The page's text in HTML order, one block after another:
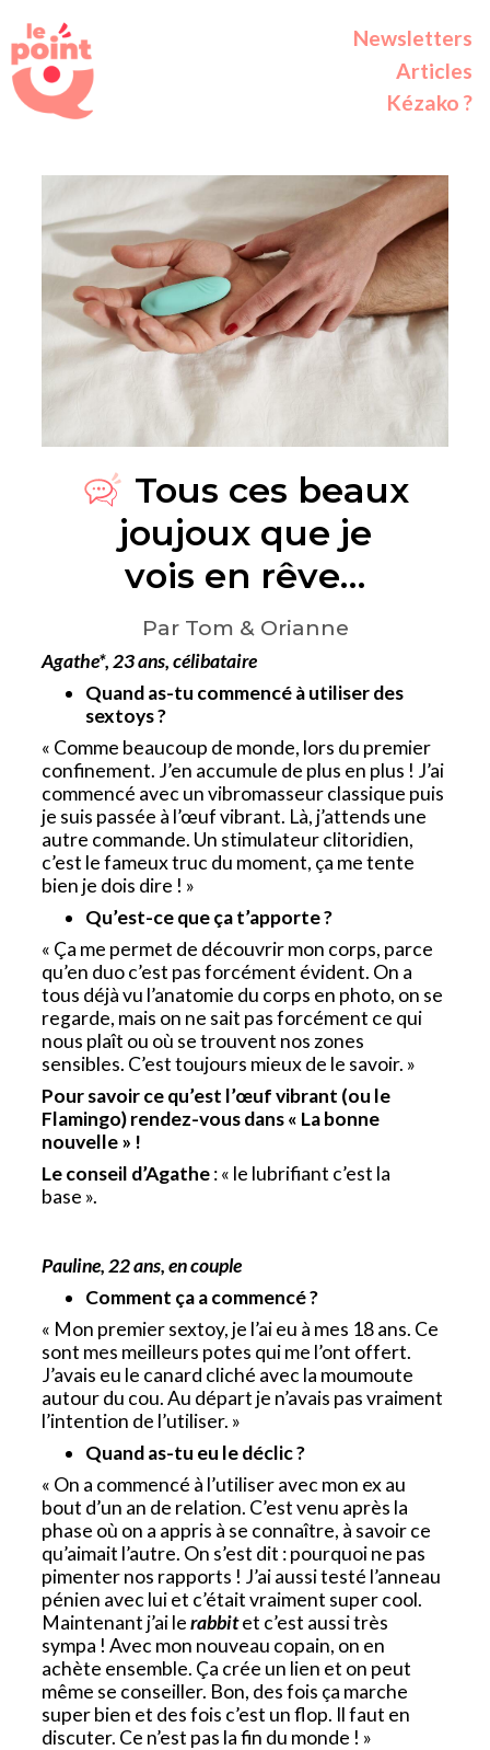
Newsletters
Articles
Kézako ?
Tous ces beaux
joujoux que je
vois en rêve…
Par Tom & Orianne
Agathe*, 23 ans, célibataire
Quand as-tu commencé à utiliser des
sextoys ?
« Comme beaucoup de monde, lors du premier
confinement. J’en accumule de plus en plus ! J’ai
commencé avec un vibromasseur classique puis
je suis passée à l’œuf vibrant. Là, j’attends une
autre commande. Un stimulateur clitoridien,
c’est le fameux truc du moment, ça me tente
bien je dois dire ! »
Qu’est-ce que ça t’apporte ?
« Ça me permet de découvrir mon corps, parce
qu’en duo c’est pas forcément évident. On a
tous déjà vu l’anatomie du corps en photo, on se
regarde, mais on ne sait pas forcément ce qui
nous plaît ou où se trouvent nos zones
sensibles. C’est toujours mieux de le savoir. »
Pour savoir ce qu’est l’œuf vibrant (ou le
Flamingo) rendez-vous dans « La bonne
nouvelle » !
Le conseil d’Agathe: « le lubrifiant c’est la
base ».
Pauline, 22 ans, en couple
Comment ça a commencé ?
« Mon premier sextoy, je l’ai eu à mes 18 ans. Ce
sont mes meilleurs potes qui me l’ont offert.
J’avais eu le canard cliché avec la moumoute
autour du cou. Au départ je n’avais pas vraiment
l’intention de l’utiliser. »
Quand as-tu eu le déclic ?
« On a commencé à l’utiliser avec mon ex au
bout d’un an de relation. C’est venu après la
phase où on a appris à se connaître, à savoir ce
qu’aimait l’autre. On s’est dit : pourquoi ne pas
pimenter nos rapports ! J’ai aussi testé l’anneau
pénien avec lui et c’était vraiment super cool.
Maintenant j’ai lerabbitet c’est aussi très
sympa ! Avec mon nouveau copain, on en
achète ensemble. Ça crée un lien et on peut
même se conseiller. Bon, des fois ça marche
super bien et des fois c’est un flop. Il faut en
discuter. Ce n’est pas la fin du monde ! »